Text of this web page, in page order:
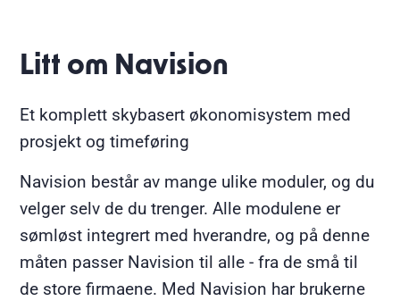
Litt om Navision
Et komplett skybasert økonomisystem med
prosjekt og timeføring
Navision består av mange ulike moduler, og du
velger selv de du trenger. Alle modulene er
sømløst integrert med hverandre, og på denne
måten passer Navision til alle - fra de små til
de store firmaene. Med Navision har brukerne